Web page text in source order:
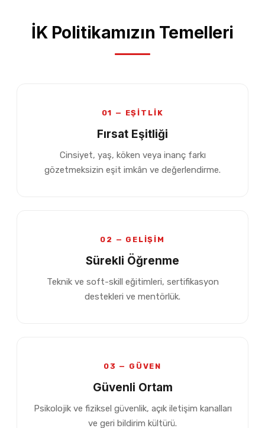
İK Politikamızın Temelleri
01 — EŞİTLİK
Fırsat Eşitliği
Cinsiyet, yaş, köken veya inanç farkı
gözetmeksizin eşit imkân ve değerlendirme.
02 — GELİŞİM
Sürekli Öğrenme
Teknik ve soft-skill eğitimleri, sertifikasyon
destekleri ve mentörlük.
03 — GÜVEN
Güvenli Ortam
Psikolojik ve fiziksel güvenlik, açık iletişim kanalları
ve geri bildirim kültürü.